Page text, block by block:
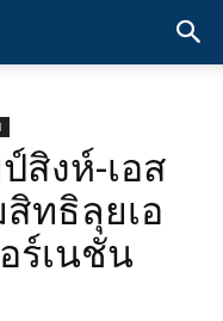
สิงห์-เอส
สิทธิลุยเอ
ร์เนชัน